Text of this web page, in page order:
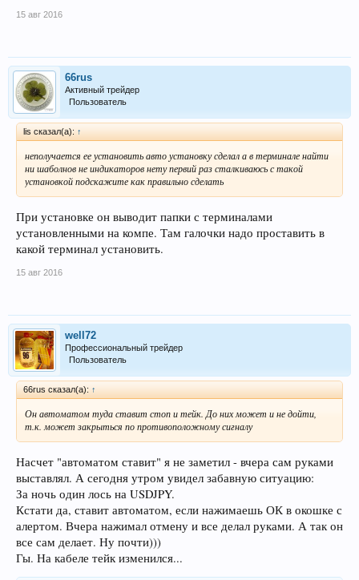
15 авг 2016
66rus
Активный трейдер
Пользователь
lis сказал(а): ↑
неполучается ее установить авто установку сделал а в терминале найти
ни шаболнов не индикаторов нету первий раз сталкиваюсь с такой
установкой подскажите как правильно сделать
При установке он выводит папки с терминалами
установленными на компе. Там галочки надо проставить в
какой терминал установить.
15 авг 2016
well72
Профессиональный трейдер
Пользователь
66rus сказал(а): ↑
Он автоматом туда ставит стоп и тейк. До них может и не дойти,
т.к. может закрыться по противоположному сигналу
Насчет "автоматом ставит" я не заметил - вчера сам руками
выставлял. А сегодня утром увидел забавную ситуацию:
За ночь один лось на USDJPY.
Кстати да, ставит автоматом, если нажимаешь ОК в окошке с
алертом. Вчера нажимал отмену и все делал руками. А так он
все сам делает. Ну почти)))
Гы. На кабеле тейк изменился...